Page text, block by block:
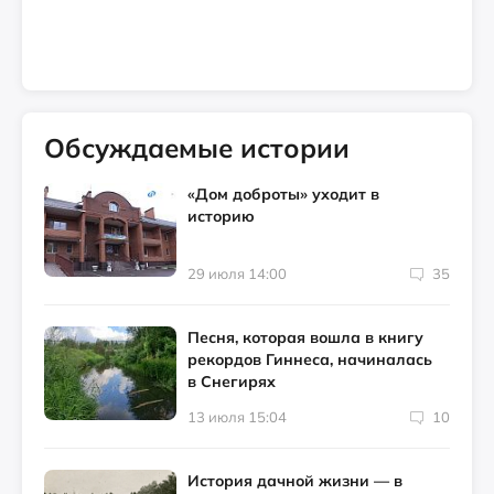
Обсуждаемые истории
«Дом доброты» уходит в
историю
29 июля 14:00 35
Песня, которая вошла в книгу
рекордов Гиннеса, начиналась
в Снегирях
13 июля 15:04 10
История дачной жизни — в